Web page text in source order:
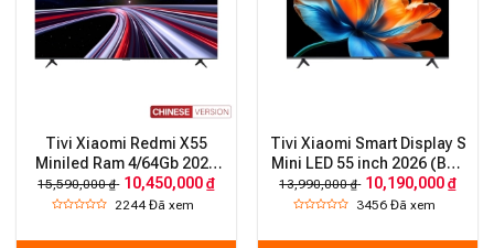
Tivi Xiaomi Redmi X55
Miniled Ram 4/64Gb 2026
độ sáng 1200nits 288Hz
15,590,000 ₫ 10,450,000 ₫
2244Đã xem
Tivi Xiaomi Smart Display S
Mini LED 55 inch 2026 (Bản
Quốc tế)
13,990,000 ₫ 10,190,000 ₫
3456 Đã xem